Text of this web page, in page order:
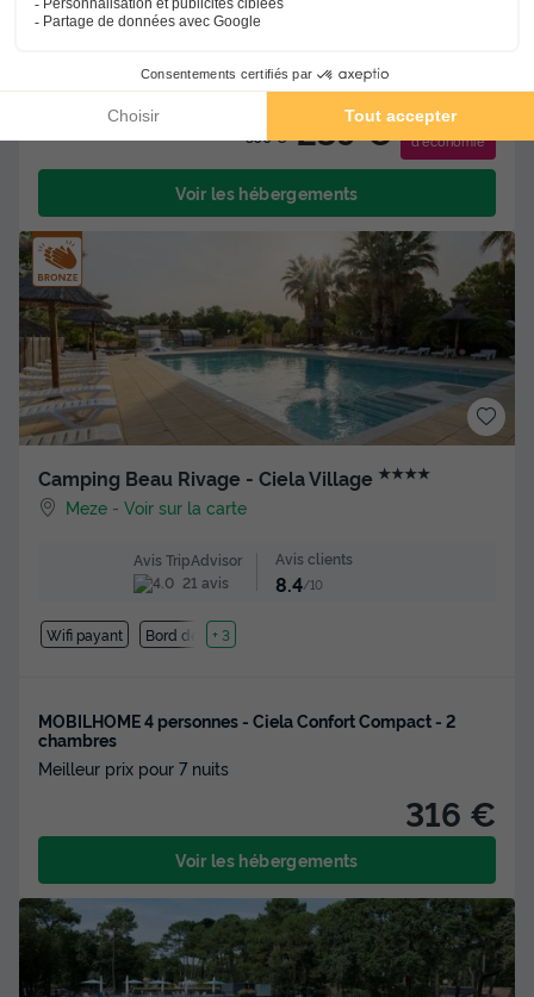
MOBILHOME 5 personnes - AUTHENTIQUE - TV -
Meilleur prix pour 7 nuits
350 € 239 € -31%
d'économie
Voir les hébergements
Camping Beau Rivage - Ciela Village ★★★★
Meze -Voir sur la carte
Avis TripAdvisor
21 avis
Avis clients
8.4/10
Wifi payant Bord de mer
+ 3
MOBILHOME 4 personnes - Ciela Confort Compact - 2
chambres
Meilleur prix pour 7 nuits
316 €
Voir les hébergements